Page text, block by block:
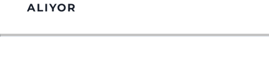
ALIYOR